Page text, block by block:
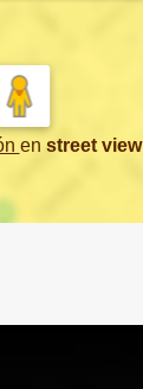
en street view